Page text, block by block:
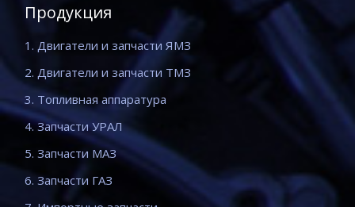
Продукция
1. Двигатели и запчасти ЯМЗ
2. Двигатели и запчасти ТМЗ
3. Топливная аппаратура
4. Запчасти УРАЛ
5. Запчасти МАЗ
6. Запчасти ГАЗ